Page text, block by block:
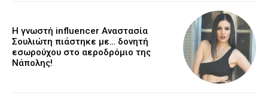
Η γνωστή influencer Αναστασία
Σουλιώτη πιάστηκε με… δονητή
εσωρούχου στο αεροδρόμιο της
Νάπολης!